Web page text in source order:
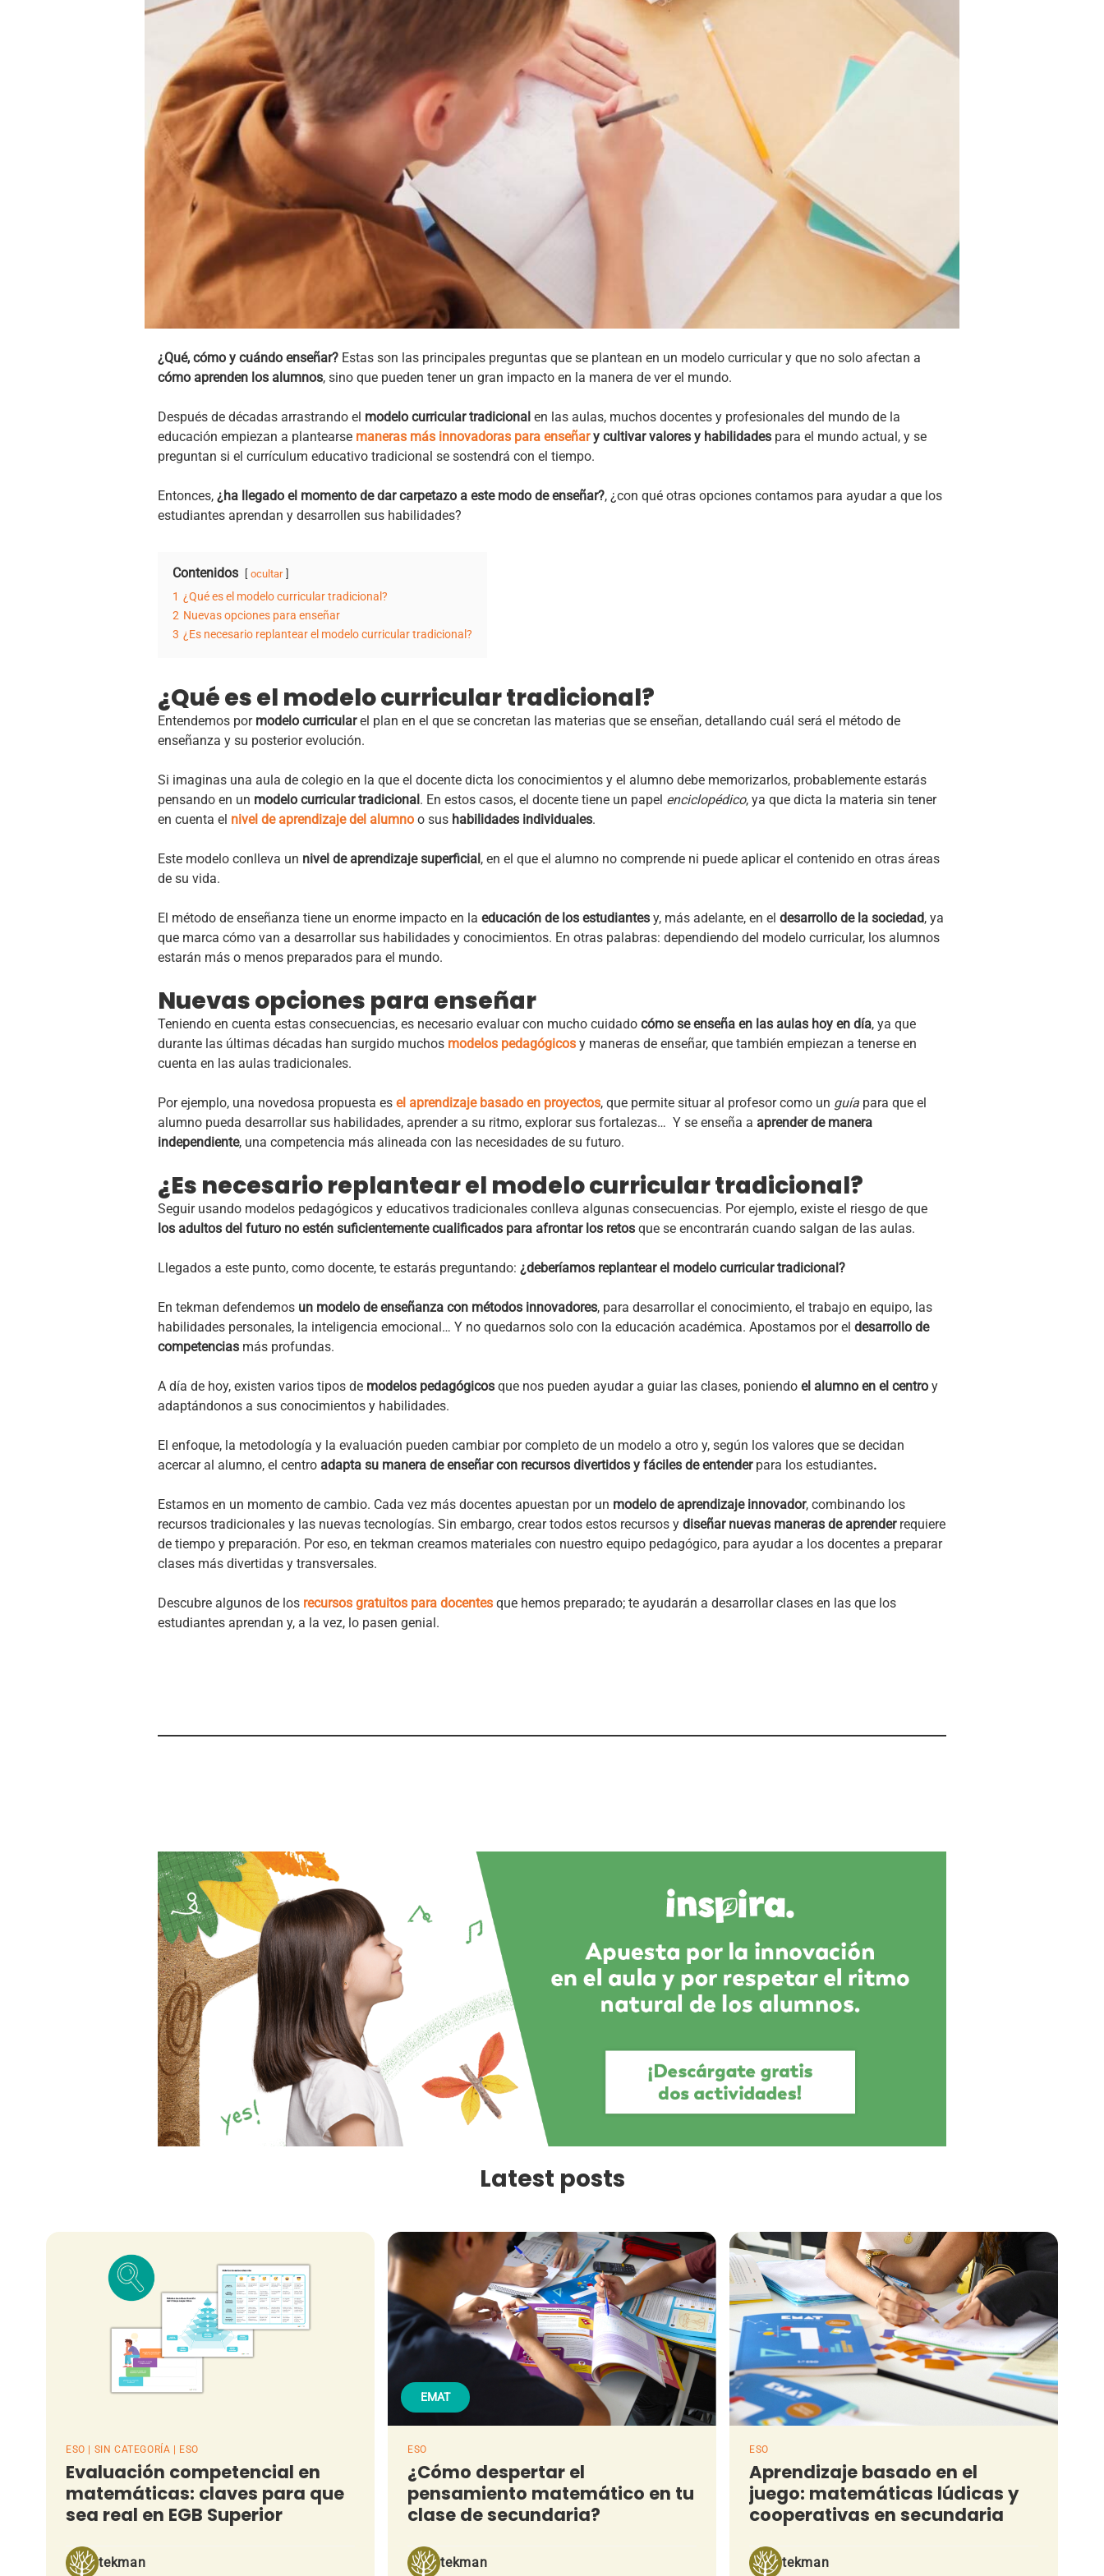
¿Qué, cómo y cuándo enseñar? Estas son las principales preguntas que se plantean en un modelo curricular y que no solo afectan a
cómo aprenden los alumnos, sino que pueden tener un gran impacto en la manera de ver el mundo.
Después de décadas arrastrando el modelo curricular tradicional en las aulas, muchos docentes y profesionales del mundo de la
educación empiezan a plantearse maneras más innovadoras para enseñary cultivar valores y habilidades para el mundo actual, y se
preguntan si el currículum educativo tradicional se sostendrá con el tiempo.
Entonces, ¿ha llegado el momento de dar carpetazo a este modo de enseñar?, ¿con qué otras opciones contamos para ayudar a que los
estudiantes aprendan y desarrollen sus habilidades?
Contenidos ocultar
1 ¿Qué es el modelo curricular tradicional?
2 Nuevas opciones para enseñar
3 ¿Es necesario replantear el modelo curricular tradicional?
¿Qué es el modelo curricular tradicional?
Entendemos por modelo curricularel plan en el que se concretan las materias que se enseñan, detallando cuál será el método de
enseñanza y su posterior evolución.
Si imaginas una aula de colegio en la que el docente dicta los conocimientos y el alumno debe memorizarlos, probablemente estarás
pensando en un modelo curricular tradicional. En estos casos, el docente tiene un papel enciclopédico, ya que dicta la materia sin tener
en cuenta el nivel de aprendizaje del alumno o sus habilidades individuales.
Este modelo conlleva un nivel de aprendizaje superficial, en el que el alumno no comprende ni puede aplicar el contenido en otras áreas
de su vida.
El método de enseñanza tiene un enorme impacto en la educación de los estudiantes y, más adelante, en el desarrollo de la sociedad, ya
que marca cómo van a desarrollar sus habilidades y conocimientos. En otras palabras: dependiendo del modelo curricular, los alumnos
estarán más o menos preparados para el mundo.
Nuevas opciones para enseñar
Teniendo en cuenta estas consecuencias, es necesario evaluar con mucho cuidado cómo se enseña en las aulas hoy en día, ya que
durante las últimas décadas han surgido muchos modelos pedagógicos y maneras de enseñar, que también empiezan a tenerse en
cuenta en las aulas tradicionales.
Por ejemplo, una novedosa propuesta es el aprendizaje basado en proyectos, que permite situar al profesor como un guía para que el
alumno pueda desarrollar sus habilidades, aprender a su ritmo, explorar sus fortalezas… Y se enseña a aprender de manera
independiente, una competencia más alineada con las necesidades de su futuro.
¿Es necesario replantear el modelo curricular tradicional?
Seguir usando modelos pedagógicos y educativos tradicionales conlleva algunas consecuencias. Por ejemplo, existe el riesgo de que
los adultos del futuro no estén suficientemente cualificados para afrontar los retos que se encontrarán cuando salgan de las aulas.
Llegados a este punto, como docente, te estarás preguntando: ¿deberíamos replantear el modelo curricular tradicional?
En tekman defendemos un modelo de enseñanza con métodos innovadores, para desarrollar el conocimiento, el trabajo en equipo, las
habilidades personales, la inteligencia emocional… Y no quedarnos solo con la educación académica. Apostamos por el desarrollo de
competencias más profundas.
A día de hoy, existen varios tipos de modelos pedagógicos que nos pueden ayudar a guiar las clases, poniendo el alumno en el centro y
adaptándonos a sus conocimientos y habilidades.
El enfoque, la metodología y la evaluación pueden cambiar por completo de un modelo a otro y, según los valores que se decidan
acercar al alumno, el centro adapta su manera de enseñar con recursos divertidos y fáciles de entender para los estudiantes.
Estamos en un momento de cambio. Cada vez más docentes apuestan por un modelo de aprendizaje innovador, combinando los
recursos tradicionales y las nuevas tecnologías. Sin embargo, crear todos estos recursos y diseñar nuevas maneras de aprenderrequiere
de tiempo y preparación. Por eso, en tekman creamos materiales con nuestro equipo pedagógico, para ayudar a los docentes a preparar
clases más divertidas y transversales.
Descubre algunos de los recursos gratuitos para docentes que hemos preparado; te ayudarán a desarrollar clases en las que los
estudiantes aprendan y, a la vez, lo pasen genial.
Latest posts
ESO | SIN CATEGORÍA | ESO
Evaluación competencial en
matemáticas: claves para que
sea real en EGB Superior
tekman
EMAT
ESO
¿Cómo despertar el
pensamiento matemático en tu
clase de secundaria?
tekman
ESO
Aprendizaje basado en el
juego: matemáticas lúdicas y
cooperativas en secundaria
tekman